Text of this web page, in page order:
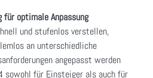
für optimale Anpassung
und stufenlos verstellen,
an unterschiedliche
angepasst werden
sowohl für Einsteiger als auch für